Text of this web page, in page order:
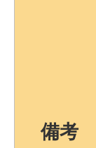
備考